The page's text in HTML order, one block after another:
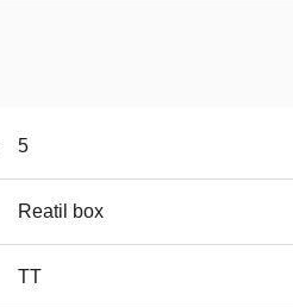
5
Reatil box
TT